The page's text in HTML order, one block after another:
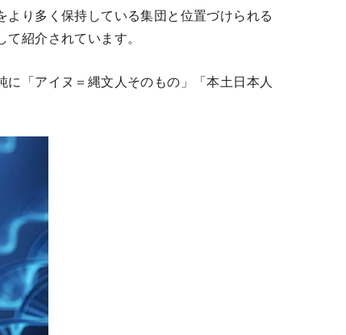
り多く保持している集団と位置づけられる
紹介されています。
「アイヌ＝縄文人そのもの」「本土日本人